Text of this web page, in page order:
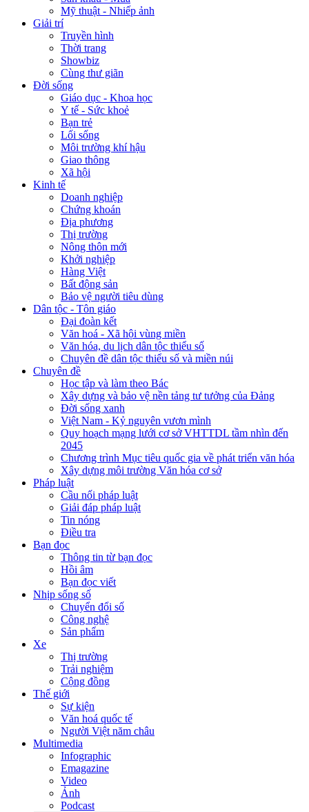
Mỹ thuật - Nhiếp ảnh
Giải trí
Truyền hình
Thời trang
Showbiz
Cùng thư giãn
Đời sống
Giáo dục - Khoa học
Y tế - Sức khoẻ
Bạn trẻ
Lối sống
Môi trường khí hậu
Giao thông
Xã hội
Kinh tế
Doanh nghiệp
Chứng khoán
Địa phương
Thị trường
Nông thôn mới
Khởi nghiệp
Hàng Việt
Bất động sản
Bảo vệ người tiêu dùng
Dân tộc - Tôn giáo
Đại đoàn kết
Văn hoá - Xã hội vùng miền
Văn hóa, du lịch dân tộc thiểu số
Chuyên đề dân tộc thiểu số và miền núi
Chuyên đề
Học tập và làm theo Bác
Xây dựng và bảo vệ nền tảng tư tưởng của Đảng
Đời sống xanh
Việt Nam - Kỷ nguyên vươn mình
Quy hoạch mạng lưới cơ sở VHTTDL tầm nhìn đến
2045
Chương trình Mục tiêu quốc gia về phát triển văn hóa
Xây dựng môi trường Văn hóa cơ sở
Pháp luật
Cầu nối pháp luật
Giải đáp pháp luật
Tin nóng
Điều tra
Bạn đọc
Thông tin từ bạn đọc
Hồi âm
Bạn đọc viết
Nhịp sống số
Chuyển đổi số
Công nghệ
Sản phẩm
Xe
Thị trường
Trải nghiệm
Cộng đồng
Thế giới
Sự kiện
Văn hoá quốc tế
Người Việt năm châu
Multimedia
Infographic
Emagazine
Video
Ảnh
Podcast